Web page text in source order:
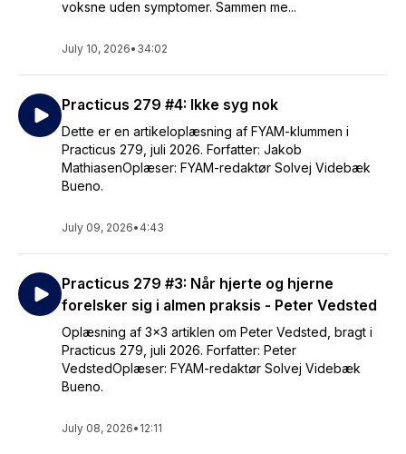
voksne uden symptomer. Sammen me...
July 10, 2026• 34:02
Practicus 279 #4: Ikke syg nok
Dette er en artikeloplæsning af FYAM-klummen i
Practicus 279, juli 2026. Forfatter: Jakob
MathiasenOplæser: FYAM-redaktør Solvej Videbæk
Bueno.
July 09, 2026• 4:43
Practicus 279 #3: Når hjerte og hjerne
forelsker sig i almen praksis - Peter Vedsted
Oplæsning af 3x3 artiklen om Peter Vedsted, bragt i
Practicus 279, juli 2026. Forfatter: Peter
VedstedOplæser: FYAM-redaktør Solvej Videbæk
Bueno.
July 08, 2026• 12:11